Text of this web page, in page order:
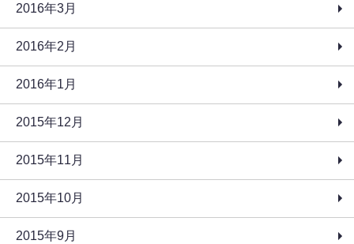
2016年3月
2016年2月
2016年1月
2015年12月
2015年11月
2015年10月
2015年9月